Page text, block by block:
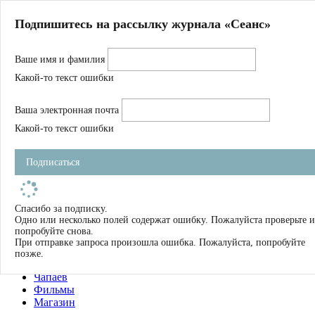
Магазин
Журнал
Школа
Устав
Фильмы
Имена
Тэги
О нас
Журнал
Книги
Чапаев
Фильмы
Магазин
Подпишитесь на рассылку журнала «Сеанс»
Ваше имя и фамилия
Какой-то текст ошибки
Ваша электронная почта
Какой-то текст ошибки
Подписаться
Спасибо за подписку.
Одно или несколько полей содержат ошибку. Пожалуйста проверьте и
попробуйте снова.
При отправке запроса произошла ошибка. Пожалуйста, попробуйте
позже.